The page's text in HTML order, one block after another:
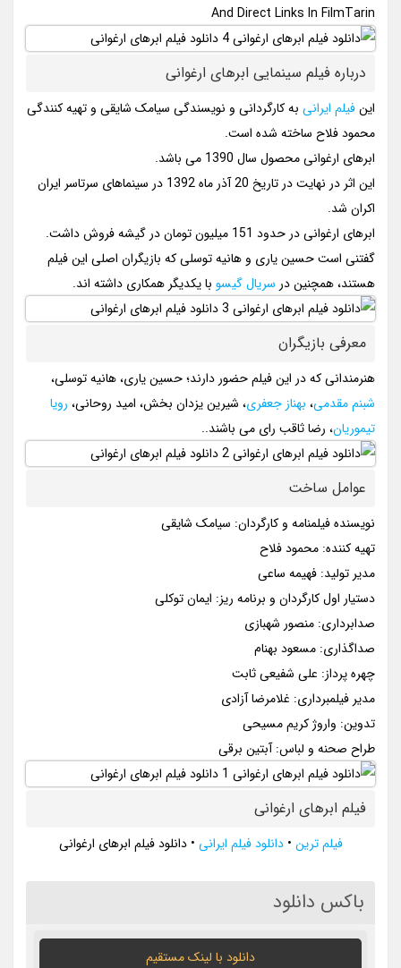
And Direct Links In FilmTarin
درباره فیلم سینمایی ابرهای ارغوانی
اینفیلم ایرانی به کارگردانی و نویسندگی سیامک شایقی و تهیه کنندگی
محمود فلاح ساخته شده است.
ابرهای ارغوانی محصول سال 1390 می باشد.
این اثر در نهایت در تاریخ 20 آذر ماه 1392 در سینماهای سرتاسر ایران
اکران شد.
ابرهای ارغوانی در حدود 151 میلیون تومان در گیشه فروش داشت.
گفتنی است حسین یاری و هانیه توسلی که بازیگران اصلی این فیلم
هستند، همچنین در سریال گیسو با یکدیگر همکاری داشته اند.
معرفی بازیگران
هنرمندانی که در این فیلم حضور دارند؛ حسین یاری، هانیه توسلی،
شبنم مقدمی، بهناز جعفری، شیرین یزدان بخش، امید روحانی، رویا
تیموریان، رضا ثاقب رای می باشند..
عوامل ساخت
نویسنده فیلمنامه و کارگردان: سیامک شایقی
تهیه کننده: محمود فلاح
مدیر تولید: فهیمه ساعی
دستیار اول کارگردان و برنامه ریز: ایمان توکلی
صدابرداری: منصور شهبازی
صداگذاری: مسعود بهنام
چهره پرداز: علی شفیعی ثابت
مدیر فیلمبرداری: غلامرضا آزادی
تدوین: واروژ کریم مسیحی
طراح صحنه و لباس: آبتین برقی
فیلم ابرهای ارغوانی
فیلم ترین •دانلود فیلم ایرانی •دانلود فیلم ابرهای ارغوانی
باکس دانلود
دانلود با لينک مستقيم